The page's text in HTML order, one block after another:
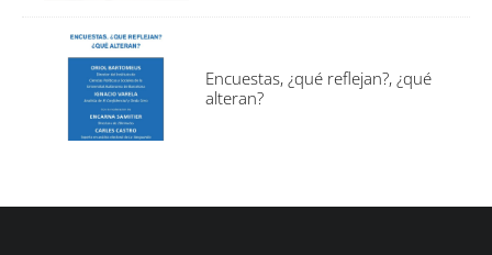
Encuestas, ¿qué reflejan?, ¿qué
alteran?